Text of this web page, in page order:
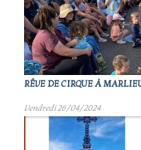
RÊVE DE CIRQUE À
Vendredi 26/04/2024